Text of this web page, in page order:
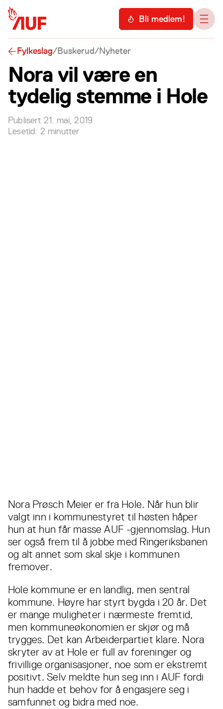
Hopp til hovedinnhold MenyBli medlem!
Fylkeslag/Buskerud/Nyheter
Nora vil være en
tydelig stemme i Hole
Publisert 21. mai, 2019
Lesetid: 2 minutter
Nora Prøsch Meier er fra Hole. Når hun blir
valgt inn i kommunestyret til høsten håper
hun at hun får masse AUF -gjennomslag. Hun
ser også frem til å jobbe med Ringeriksbanen
og alt annet som skal skje i kommunen
fremover.
Hole kommune er en landlig, men sentral
kommune. Høyre har styrt bygda i 20 år. Det
er mange muligheter i nærmeste fremtid,
men kommuneøkonomien er skjør og må
trygges. Det kan Arbeiderpartiet klare. Nora
skryter av at Hole er full av foreninger og
frivillige organisasjoner, noe som er ekstremt
positivt. Selv meldte hun seg inn i AUF fordi
hun hadde et behov for å engasjere seg i
samfunnet og bidra med noe.